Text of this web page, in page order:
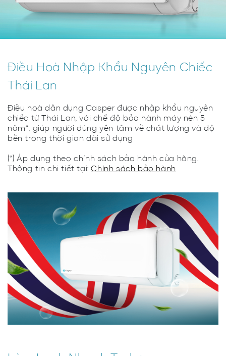
Điều Hoà Nhập Khẩu Nguyên Chiếc
Thái Lan
Điều hoà dân dụng Casper được nhập khẩu nguyên
chiếc từ Thái Lan, với chế độ bảo hành máy nén 5
năm*, giúp người dùng yên tâm về chất lượng và độ
bền trong thời gian dài sử dụng
(*) Áp dụng theo chính sách bảo hành của hãng.
Thông tin chi tiết tại:Chính sách bảo hành